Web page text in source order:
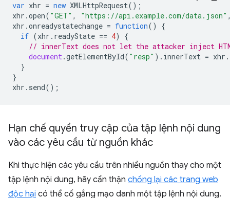
var xhr = new XMLHttpRequest();
xhr .open( "GET" , "https://api.example.com/data.json"
xhr .onreadystatechange = function()
{
if (xhr . readyState == 4)
{
// innerText does not let the attacker inject
document.getElementById( "resp" ). innerText = xhr .
}
}
xhr . send();
Hạn chế quyền truy cập của tập lệnh nội dung
vào các yêu cầu từ nguồn khác
Khi thực hiện các yêu cầu trên nhiều nguồn thay cho một
tập lệnh nội dung, hãy cẩn thận chống lại các trang web
độc hại có thể cố gắng mạo danh một tập lệnh nội dung.